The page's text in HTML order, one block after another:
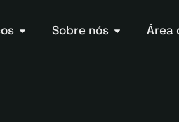
Sobre nós Área